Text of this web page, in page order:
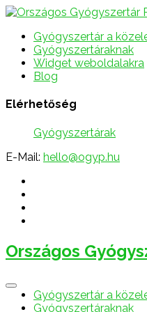
Gyógyszertár a
Gyógyszertáraknak
Widget weboldalakra
Blog
Elérhetőség
Gyógyszertárak
E-Mail: hello@ogyp.hu
Országos
Gyógyszertár a
Gyógyszertáraknak